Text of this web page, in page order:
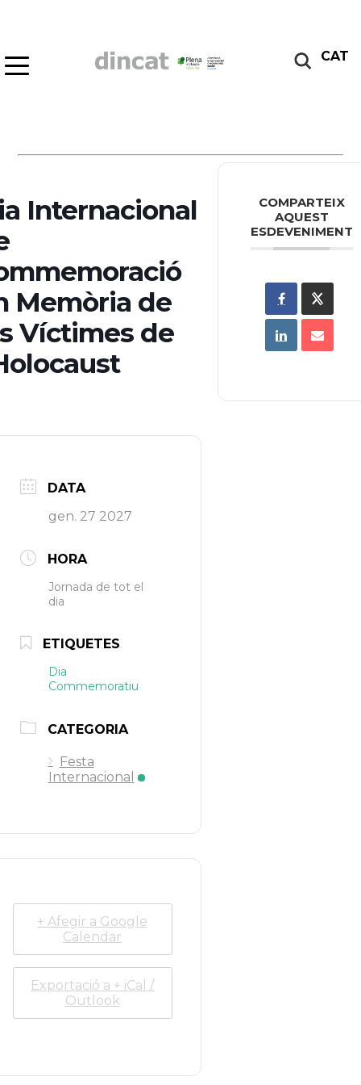
CAT
Internacional
Memòria de
Víctimes de
DATA
gen. 27 2027
HORA
Jornada de tot el
dia
ETIQUETES
Dia
Commemoratiu
CATEGORIA
Festa
Internacional
+ Afegir a Google
Calendar
Exportació a + iCal /
Outlook
COMPARTEIX
AQUEST
ESDEVENIMENT